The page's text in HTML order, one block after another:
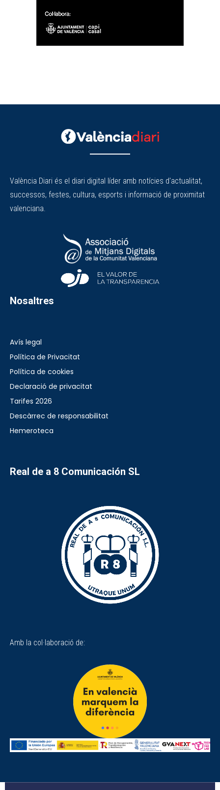
València Diari és el diari digital líder amb notícies d'actualitat,
successos, festes, cultura, esports i informació de proximitat
valenciana.
Nosaltres
Avís legal
Política de Privacitat
Política de cookies
Declaració de privacitat
Tarifes 2026
Descàrrec de responsabilitat
Hemeroteca
Real de a 8 Comunicación SL
Amb la col·laboració de: